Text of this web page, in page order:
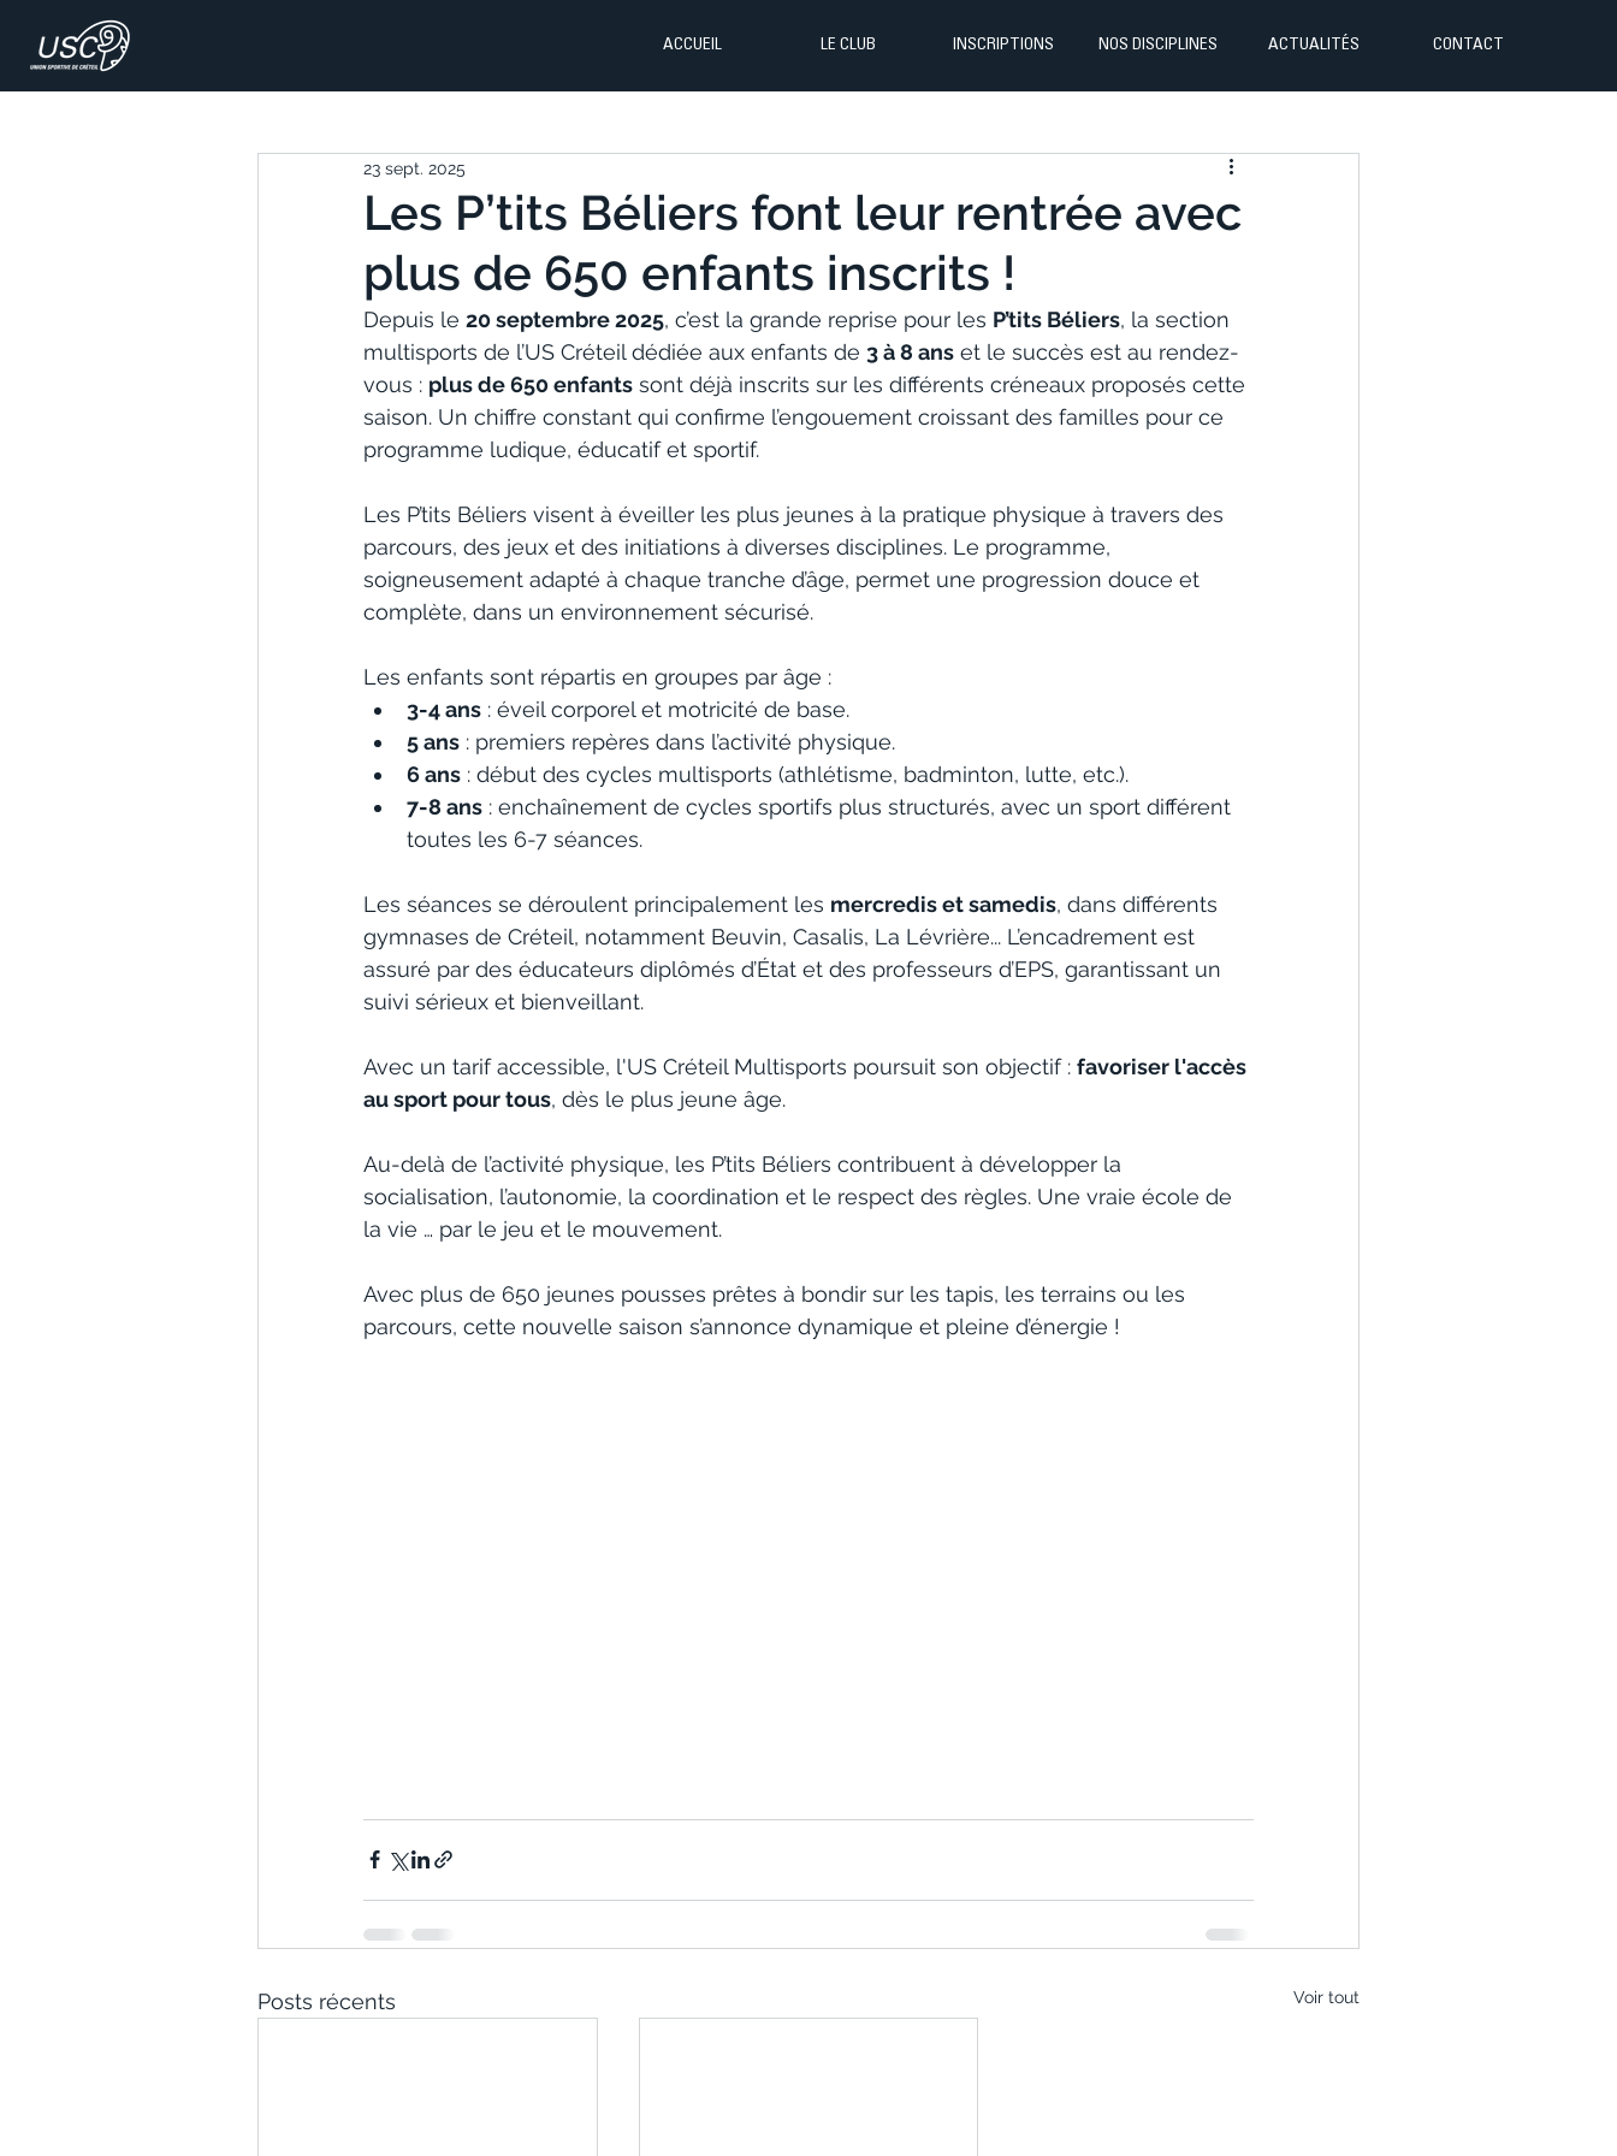
ACCUEIL LE CLUB INSCRIPTIONS NOS DISCIPLINES ACTUALITÉS CONTACT
Les P’tits Béliers font leur rentrée avec
plus de 650 enfants inscrits !
23 sept. 2025
Depuis le 20 septembre 2025, c’est la grande reprise pour les P’tits Béliers, la section
multisports de l’US Créteil dédiée aux enfants de 3 à 8 ans et le succès est au rendez-
vous : plus de 650 enfants sont déjà inscrits sur les différents créneaux proposés cette
saison. Un chiffre constant qui confirme l’engouement croissant des familles pour ce
programme ludique, éducatif et sportif.
Les P’tits Béliers visent à éveiller les plus jeunes à la pratique physique à travers des
parcours, des jeux et des initiations à diverses disciplines. Le programme,
soigneusement adapté à chaque tranche d’âge, permet une progression douce et
complète, dans un environnement sécurisé.
Les enfants sont répartis en groupes par âge :
3-4 ans : éveil corporel et motricité de base.
5 ans : premiers repères dans l’activité physique.
6 ans : début des cycles multisports (athlétisme, badminton, lutte, etc.).
7-8 ans : enchaînement de cycles sportifs plus structurés, avec un sport différent
toutes les 6-7 séances.
Les séances se déroulent principalement les mercredis et samedis, dans différents
gymnases de Créteil, notamment Beuvin, Casalis, La Lévrière... L’encadrement est
assuré par des éducateurs diplômés d’État et des professeurs d’EPS, garantissant un
suivi sérieux et bienveillant.
Avec un tarif accessible, l'US Créteil Multisports poursuit son objectif : favoriser l'accès
au sport pour tous, dès le plus jeune âge.
Au-delà de l’activité physique, les P’tits Béliers contribuent à développer la
socialisation, l’autonomie, la coordination et le respect des règles. Une vraie école de
la vie … par le jeu et le mouvement.
Avec plus de 650 jeunes pousses prêtes à bondir sur les tapis, les terrains ou les
parcours, cette nouvelle saison s’annonce dynamique et pleine d’énergie !
Posts récents Voir tout